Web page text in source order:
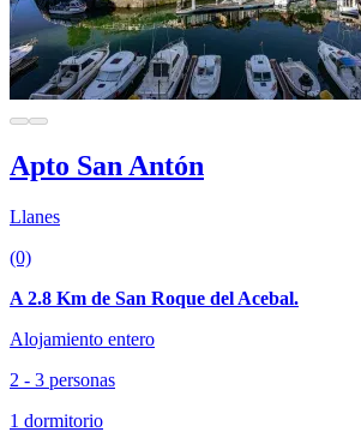
Apto San Antón
Llanes
(0)
A 2.8 Km de San Roque del Acebal.
Alojamiento entero
2 - 3 personas
1 dormitorio